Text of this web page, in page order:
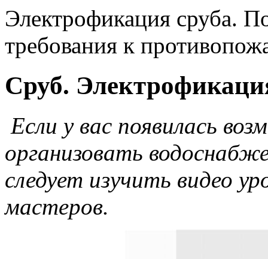
Электрофикация сруба.
требования к
Сруб.
Если у вас появилась
организовать
следует изучить видео
мастеров.